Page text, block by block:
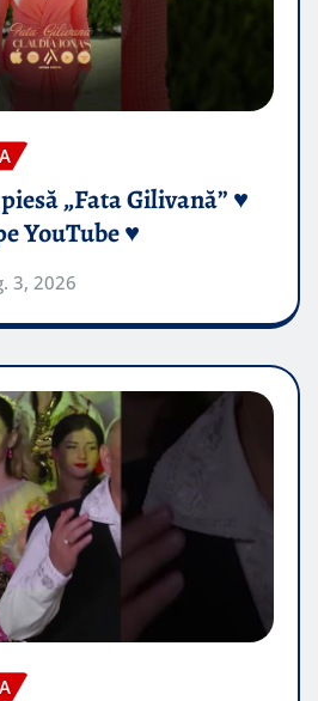
„Fata Gilivană” ♥️
YouTube ♥️
3, 2026